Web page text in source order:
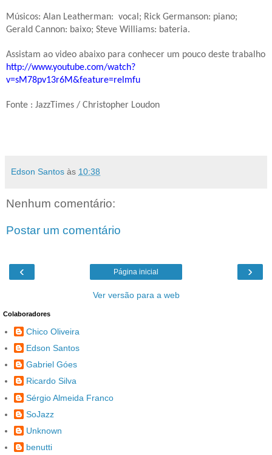
Músicos: Alan Leatherman: vocal; Rick Germanson: piano;
Gerald Cannon: baixo; Steve Williams: bateria.
Assistam ao video abaixo para conhecer um pouco deste trabalho
http://www.youtube.com/watch?
v=sM78pv13r6M&feature=relmfu
Fonte : JazzTimes / Christopher Loudon
Edson Santos às 10:38
Nenhum comentário:
Postar um comentário
‹ ›
Página inicial
Ver versão para a web
Colaboradores
Chico Oliveira
Edson Santos
Gabriel Góes
Ricardo Silva
Sérgio Almeida Franco
SoJazz
Unknown
benutti